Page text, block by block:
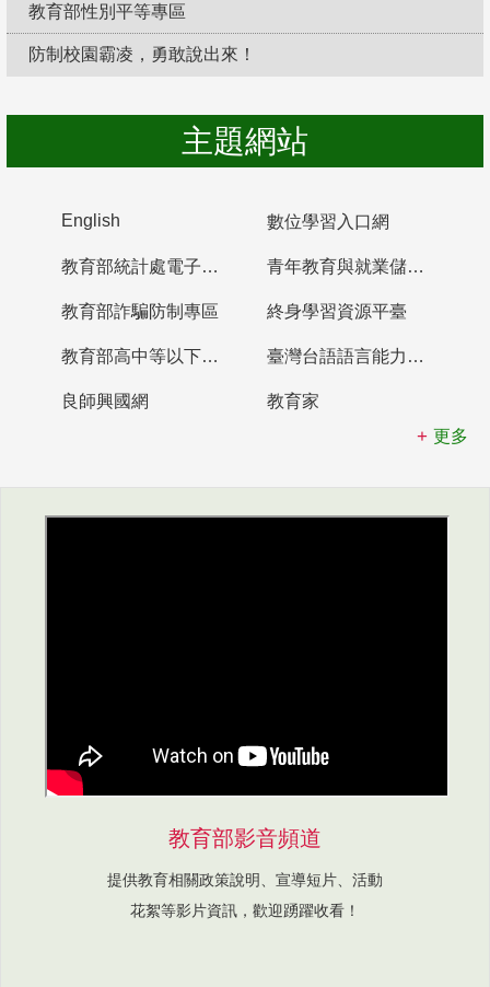
教育部性別平等專區
防制校園霸凌，勇敢說出來！
主題網站
English 數位學習入口網
教育部統計處電子書櫃 青年教育與就業儲蓄帳戶
教育部詐騙防制專區 終身學習資源平臺
教育部高中等以下學校及幼兒園教師資格檢定考試 臺灣台語語言能力認證網站
良師興國網
教育家
更多
教育部影音頻道
提供教育相關政策說明、宣導短片、活動
花絮等影片資訊，歡迎踴躍收看！